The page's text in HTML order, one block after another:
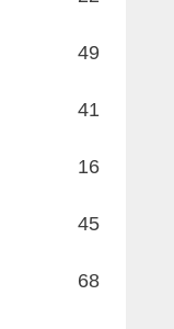
49
41
16
45
68